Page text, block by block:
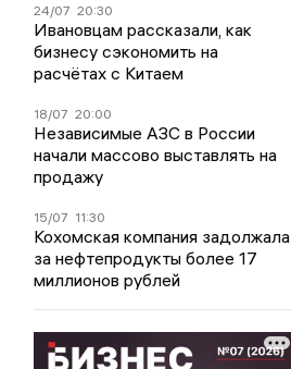
24/07 20:30
Ивановцам рассказали, как
бизнесу сэкономить на
расчётах с Китаем
18/07 20:00
Независимые АЗС в России
начали массово выставлять на
продажу
15/07 11:30
Кохомская компания задолжала
за нефтепродукты более 17
миллионов рублей